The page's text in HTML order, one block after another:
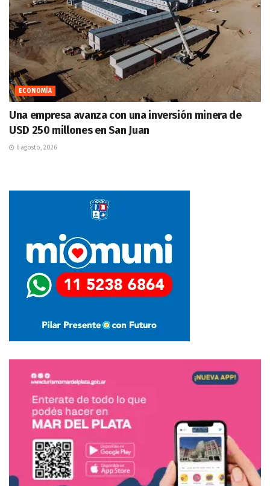
ECONOMÍA
Una empresa avanza con una inversión minera de
USD 250 millones en San Juan
6 agosto, 2026